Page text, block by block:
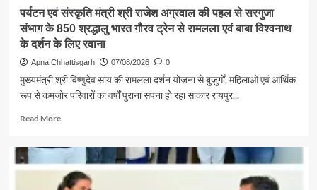
पर्यटन एवं संस्कृति मंत्री श्री राजेश अग्रवाल की पहल से सरगुजा
संभाग के 850 श्रद्धालु भारत गौरव ट्रेन से रामलला एवं बाबा विश्वनाथ
के दर्शन के लिए रवाना
Apna Chhattisgarh 07/08/2026 0
मुख्यमंत्री श्री विष्णुदेव साय की रामलला दर्शन योजना से बुजुर्गों, महिलाओं एवं आर्थिक
रूप से कमजोर परिवारों का वर्षों पुराना सपना हो रहा साकार रायपुर...
Read MoreRead
पर्यटन
एवं
संस्कृति